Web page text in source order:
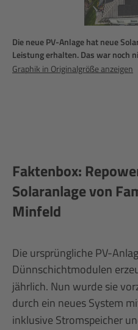
Die neue PV-Anlage hat neue
Leistung erhalten. Das war noch
Graphik in Originalgröße anzeigen
Faktenbox:
Solaranlage von
Minfeld
Die ursprüngliche PV-
Dünnschichtmodulen
jährlich. Nun wurde sie
durch ein neues System
inklusive Stromspeicher